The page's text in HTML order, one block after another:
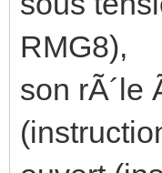
RMG8),
son rÃ´le